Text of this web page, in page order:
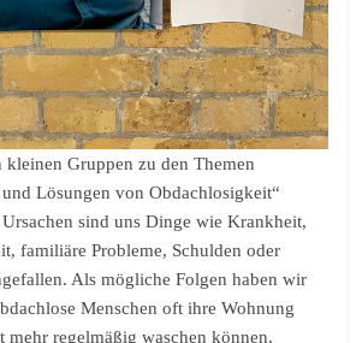
kleinen Gruppen zu den Themen
Lösungen von Obdachlosigkeit“
sind uns Dinge wie Krankheit,
familiäre Probleme, Schulden oder
Als mögliche Folgen haben wir
Menschen oft ihre Wohnung
mehr regelmäßig waschen können,